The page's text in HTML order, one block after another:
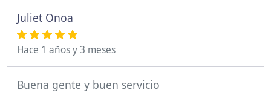
Juliet Onoa
Hace 1 años y 3 meses
Buena gente y buen servicio